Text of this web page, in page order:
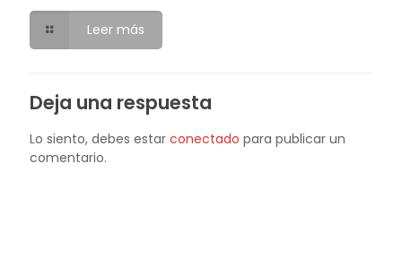
Leer más
Deja una respuesta
Lo siento, debes estar conectado para publicar un
comentario.